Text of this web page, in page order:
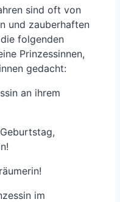
sind oft von
und zauberhaften
folgenden
Prinzessinnen,
gedacht:
an ihrem
im